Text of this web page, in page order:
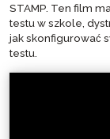
STAMP. Ten film
testu w szkole,
jak skonfigurować
testu.